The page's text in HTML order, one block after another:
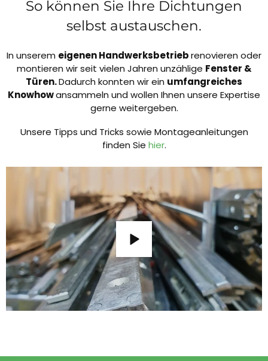
So können Sie Ihre Dichtungen
selbst austauschen.
In unserem eigenen Handwerksbetriebrenovieren oder
montieren wir seit vielen Jahren unzählige Fenster &
Türen.Dadurch konnten wir ein umfangreiches
Knowhowansammeln und wollen Ihnen unsere Expertise
gerne weitergeben.
Unsere Tipps und Tricks sowie Montageanleitungen
finden Sie hier.